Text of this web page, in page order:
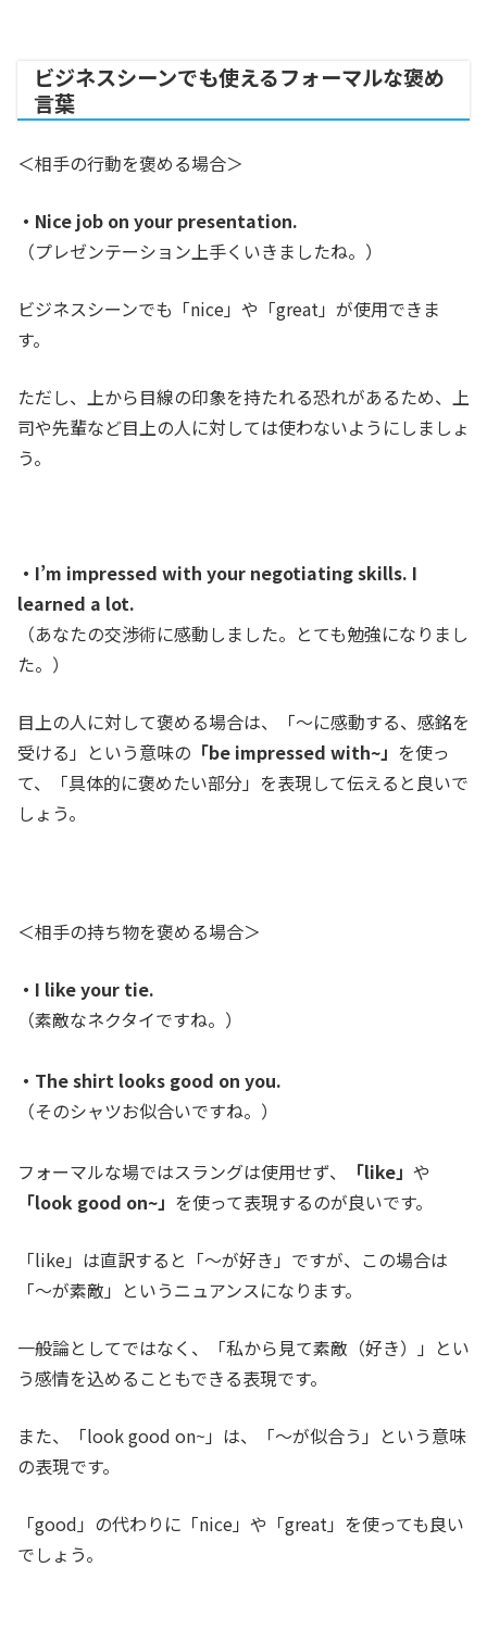
ビジネスシーンでも使えるフォーマルな褒め
言葉
＜相手の行動を褒める場合＞
・Nice job on your presentation.
（プレゼンテーション上手くいきましたね。）
ビジネスシーンでも「nice」や「great」が使用できま
す。
ただし、上から目線の印象を持たれる恐れがあるため、上
司や先輩など目上の人に対しては使わないようにしましょ
う。
・I’m impressed with your negotiating skills. I
learned a lot.
（あなたの交渉術に感動しました。 とても勉強になりまし
た。）
目上の人に対して褒める場合は、「～に感動する、感銘を
受ける」という意味の 「be impressed with~」 を使っ
て、「具体的に褒めたい部分」を表現して伝えると良いで
しょう。
＜相手の持ち物を褒める場合＞
・I like your tie.
（素敵なネクタイですね。）
・The shirt looks good on you.
（そのシャツお似合いですね。）
フォーマルな場ではスラングは使用せず、 「like」 や
「look good on~」 を使って表現するのが良いです。
「like」は直訳すると「～が好き」ですが、この場合は
「～が素敵」というニュアンスになります。
一般論としてではなく、「私から見て素敵（好き）」とい
う感情を込めることもできる表現です。
また、「look good on~」は、「～が似合う」という意味
の表現です。
「good」の代わりに「nice」や「great」を使っても良い
でしょう。